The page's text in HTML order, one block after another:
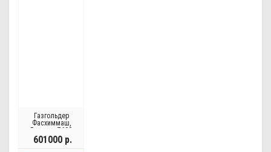
Газгольдер
Фасхиммаш,
Россия - 7600
литров
601000 р.